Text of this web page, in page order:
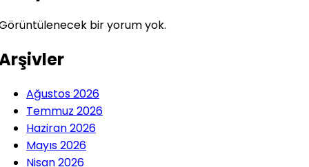
bir yorum yok.
Ağustos 2026
Temmuz 2026
Haziran 2026
Mayıs 2026
Nisan 2026